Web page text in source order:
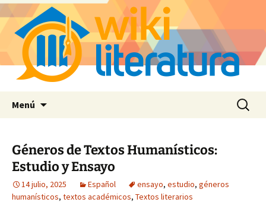
Menú Buscar:
Géneros de Textos Humanísticos:
Estudio y Ensayo
14 julio, 2025 Español ensayo, estudio, géneros
humanísticos, textos académicos, Textos literarios